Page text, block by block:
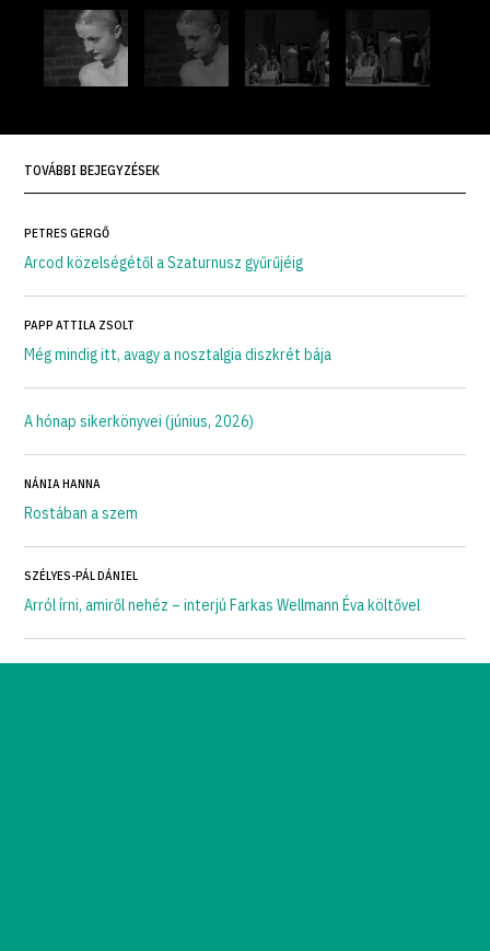
TOVÁBBI BEJEGYZÉSEK
PETRES GERGŐ
Arcod közelségétől a Szaturnusz gyűrűjéig
PAPP ATTILA ZSOLT
Még mindig itt, avagy a nosztalgia diszkrét bája
A hónap sikerkönyvei (június, 2026)
NÁNIA HANNA
Rostában a szem
SZÉLYES-PÁL DÁNIEL
Arról írni, amiről nehéz – interjú Farkas Wellmann Éva költővel